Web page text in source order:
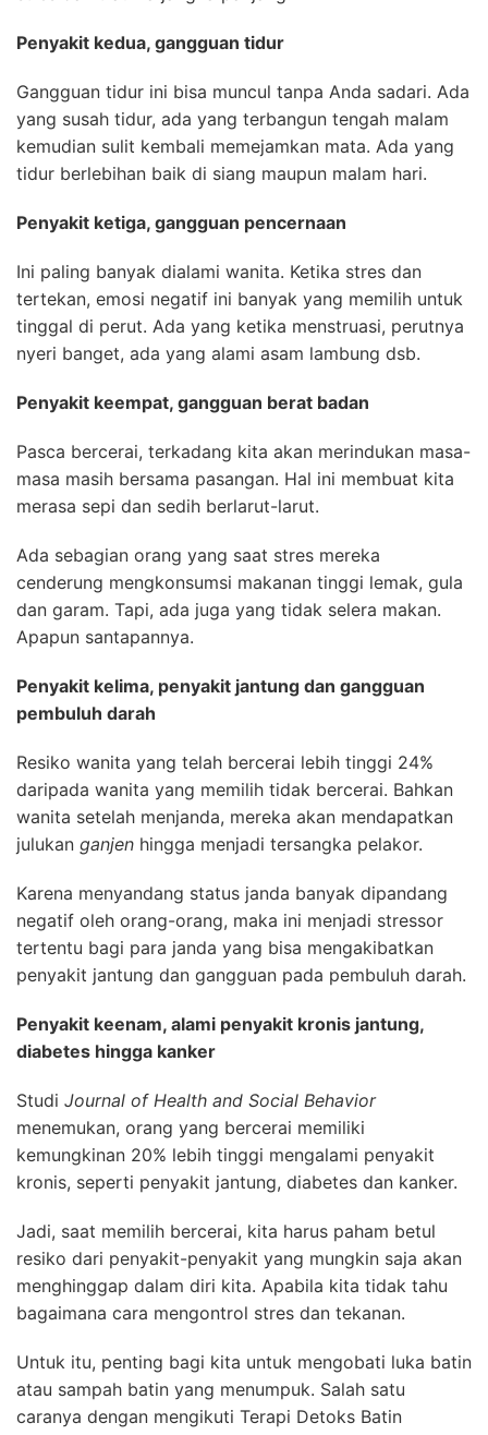
Penyakit kedua, gangguan tidur
Gangguan tidur ini bisa muncul tanpa Anda sadari. Ada
yang susah tidur, ada yang terbangun tengah malam
kemudian sulit kembali memejamkan mata. Ada yang
tidur berlebihan baik di siang maupun malam hari.
Penyakit ketiga, gangguan pencernaan
Ini paling banyak dialami wanita. Ketika stres dan
tertekan, emosi negatif ini banyak yang memilih untuk
tinggal di perut. Ada yang ketika menstruasi, perutnya
nyeri banget, ada yang alami asam lambung dsb.
Penyakit keempat, gangguan berat badan
Pasca bercerai, terkadang kita akan merindukan masa-
masa masih bersama pasangan. Hal ini membuat kita
merasa sepi dan sedih berlarut-larut.
Ada sebagian orang yang saat stres mereka
cenderung mengkonsumsi makanan tinggi lemak, gula
dan garam. Tapi, ada juga yang tidak selera makan.
Apapun santapannya.
Penyakit kelima, penyakit jantung dan gangguan
pembuluh darah
Resiko wanita yang telah bercerai lebih tinggi 24%
daripada wanita yang memilih tidak bercerai. Bahkan
wanita setelah menjanda, mereka akan mendapatkan
julukan ganjen hingga menjadi tersangka pelakor.
Karena menyandang status janda banyak dipandang
negatif oleh orang-orang, maka ini menjadi stressor
tertentu bagi para janda yang bisa mengakibatkan
penyakit jantung dan gangguan pada pembuluh darah.
Penyakit keenam, alami penyakit kronis jantung,
diabetes hingga kanker
Studi Journal of Health and Social Behavior
menemukan, orang yang bercerai memiliki
kemungkinan 20% lebih tinggi mengalami penyakit
kronis, seperti penyakit jantung, diabetes dan kanker.
Jadi, saat memilih bercerai, kita harus paham betul
resiko dari penyakit-penyakit yang mungkin saja akan
menghinggap dalam diri kita. Apabila kita tidak tahu
bagaimana cara mengontrol stres dan tekanan.
Untuk itu, penting bagi kita untuk mengobati luka batin
atau sampah batin yang menumpuk. Salah satu
caranya dengan mengikuti Terapi Detoks Batin